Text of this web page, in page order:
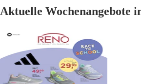
Aktuelle Wochenangebote